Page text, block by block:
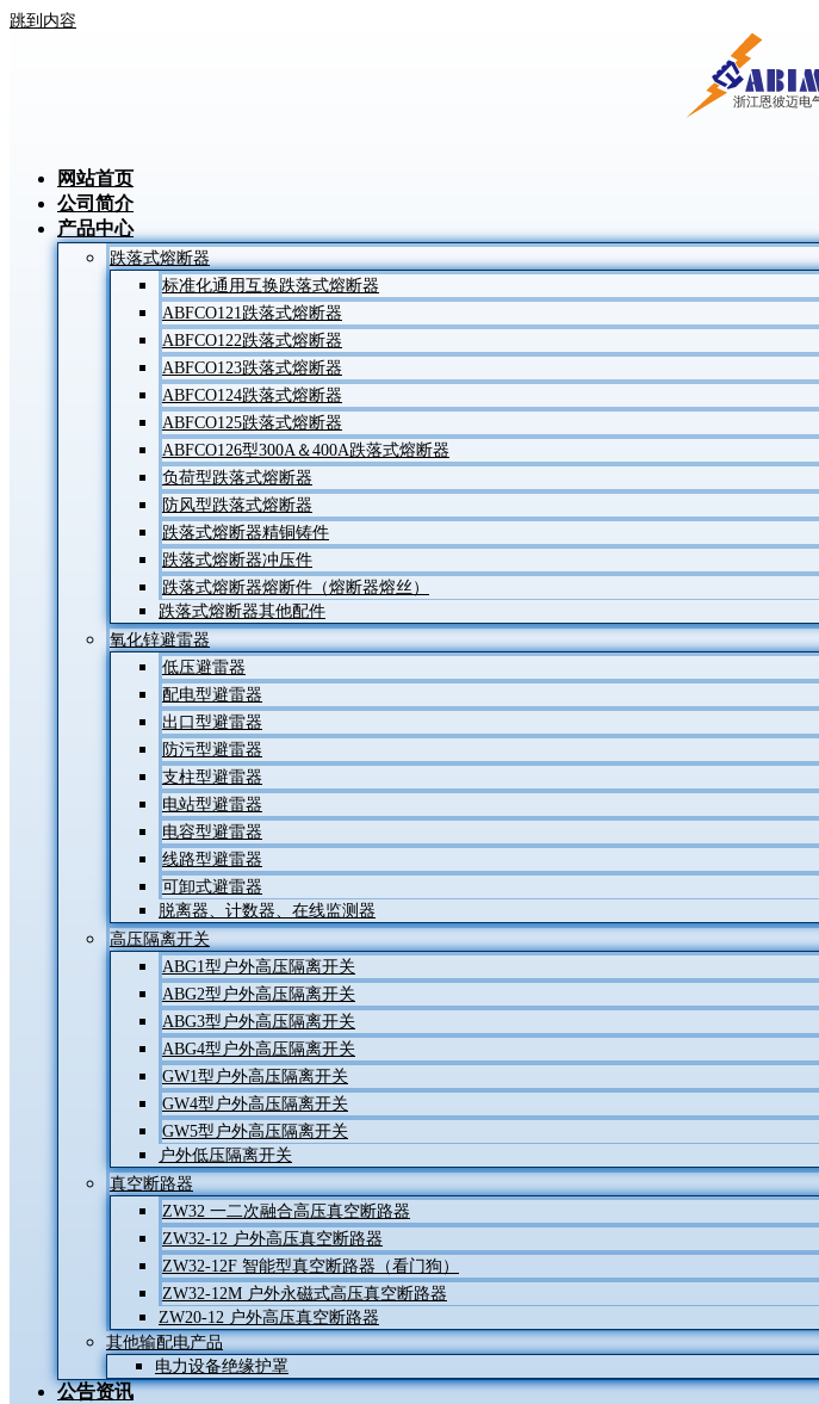
跳到内容
网站首页
公司简介
产品中心
跌落式熔断器
标准化通用互换跌落式熔断器
ABFCO121跌落式熔断器
ABFCO122跌落式熔断器
ABFCO123跌落式熔断器
ABFCO124跌落式熔断器
ABFCO125跌落式熔断器
ABFCO126型300A＆400A跌落式熔断器
负荷型跌落式熔断器
防风型跌落式熔断器
跌落式熔断器精铜铸件
跌落式熔断器冲压件
跌落式熔断器熔断件（熔断器熔丝）
跌落式熔断器其他配件
氧化锌避雷器
低压避雷器
配电型避雷器
出口型避雷器
防污型避雷器
支柱型避雷器
电站型避雷器
电容型避雷器
线路型避雷器
可卸式避雷器
脱离器、计数器、在线监测器
高压隔离开关
ABG1型户外高压隔离开关
ABG2型户外高压隔离开关
ABG3型户外高压隔离开关
ABG4型户外高压隔离开关
GW1型户外高压隔离开关
GW4型户外高压隔离开关
GW5型户外高压隔离开关
户外低压隔离开关
真空断路器
ZW32 一二次融合高压真空断路器
ZW32-12 户外高压真空断路器
ZW32-12F 智能型真空断路器（看门狗）
ZW32-12M 户外永磁式高压真空断路器
ZW20-12 户外高压真空断路器
其他输配电产品
电力设备绝缘护罩
公告资讯